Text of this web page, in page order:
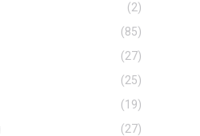
(2)
(85)
(27)
(25)
(19)
(27)